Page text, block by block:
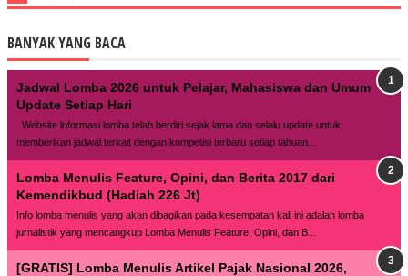
BANYAK YANG BACA
Jadwal Lomba 2026 untuk Pelajar, Mahasiswa dan Umum
Update Setiap Hari
Website lnformasi lomba telah berdiri sejak lama dan selalu update untuk
memberikan jadwal terkait dengan kompetisi terbaru setiap tahuan...
Lomba Menulis Feature, Opini, dan Berita 2017 dari
Kemendikbud (Hadiah 226 Jt)
Info lomba menulis yang akan dibagikan pada kesempatan kali ini adalah lomba
jurnalistik yang mencangkup Lomba Menulis Feature, Opini, dan B...
[GRATIS] Lomba Menulis Artikel Pajak Nasional 2026,